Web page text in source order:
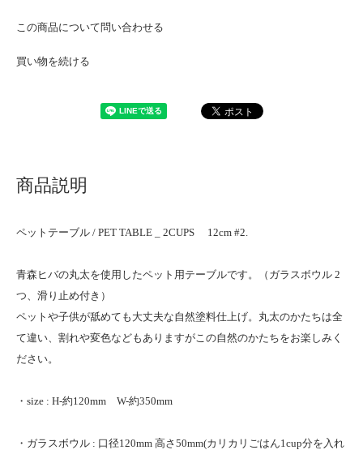
この商品について問い合わせる
買い物を続ける
商品説明
ペットテーブル / PET TABLE _ 2CUPS 12cm #2.
青森ヒバの丸太を使用したペット用テーブルです。（ガラスボウル 2
つ、滑り止め付き）
ペットや子供が舐めても大丈夫な自然塗料仕上げ。丸太のかたちは全
て違い、割れや変色などもありますがこの自然のかたちをお楽しみく
ださい。
・size : H-約120mm W-約350mm
・ガラスボウル : 口径120mm 高さ50mm(カリカリごはん1cup分を入れ